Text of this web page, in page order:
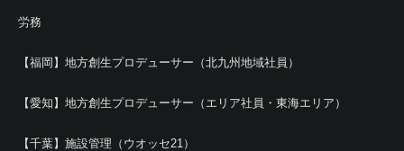
労務
【福岡】地方創生プロデューサー（北九州地域社員）
【愛知】地方創生プロデューサー（エリア社員・東海エリア）
【千葉】施設管理（ウオッセ21）